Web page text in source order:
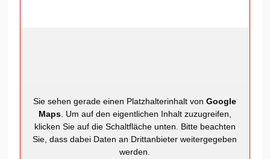
Sie sehen gerade einen Platzhalterinhalt vonGoogle
Maps. Um auf den eigentlichen Inhalt zuzugreifen,
klicken Sie auf die Schaltfläche unten. Bitte beachten
Sie, dass dabei Daten an Drittanbieter weitergegeben
werden.